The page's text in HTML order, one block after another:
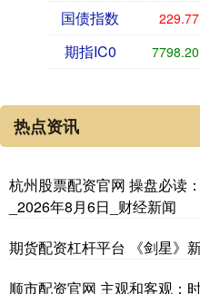
国债指数 229.77
期指IC0 7798.20
热点资讯
杭州股票配资官网 操盘必读
_2026年8月6日_财经新闻
期货配资杠杆平台 《剑星》
顺市配资官网 主观和客观：